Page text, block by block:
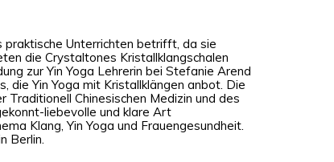
Unterrichten betrifft, da sie
die Crystaltones Kristallklangschalen
zur Yin Yoga Lehrerin bei Stefanie Arend
die Yin Yoga mit Kristallklängen anbot. Die
Chinesischen Medizin und des
liebevolle und klare Art
Klang, Yin Yoga und Frauengesundheit.
Berlin.